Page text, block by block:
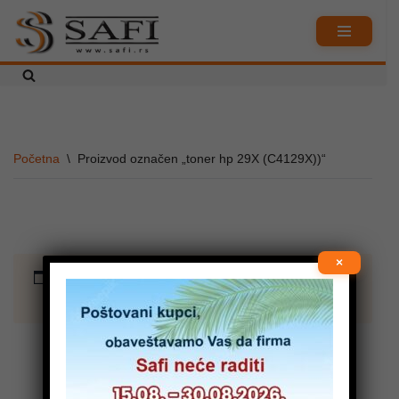
Skoči
na
Početna \ Proizvod označen „toner hp 29X (C4129X))“
Nijedan proizvod ne odgovara izabranim
×